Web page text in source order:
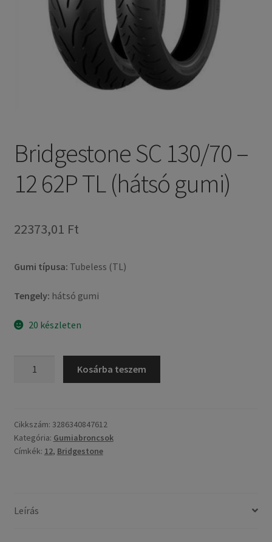
Bridgestone SC 130/70 –
12 62P TL (hátsó gumi)
22373,01 Ft
Gumi típusa: Tubeless (TL)
Tengely: hátsó gumi
20 készleten
12
62P
TL
Kosárba teszem
Cikkszám: 3286340847612
Kategória: Gumiabroncsok
Címkék: 12, Bridgestone
Leírás